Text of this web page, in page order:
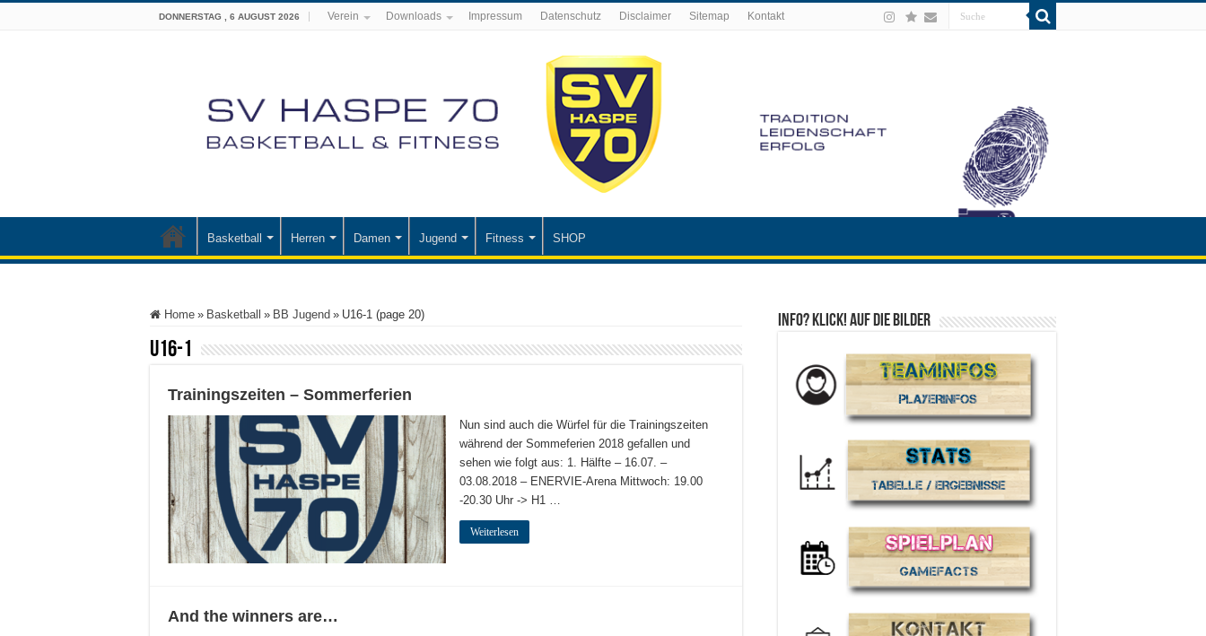
DONNERSTAG , 6 AUGUST 2026 Verein Downloads Impressum Datenschutz Disclaimer Sitemap Kontakt
Basketball Herren Damen Jugend Fitness SHOP
Home » Basketball » BB Jugend » U16-1 (page 20)
U16-1
Trainingszeiten – Sommerferien
Nun sind auch die Würfel für die Trainingszeiten
während der Sommeferien 2018 gefallen und
sehen wie folgt aus: 1. Hälfte – 16.07. –
03.08.2018 – ENERVIE-Arena Mittwoch: 19.00
-20.30 Uhr -> H1 …
Weiterlesen
And the winners are…
Info? Klick! auf die Bilder